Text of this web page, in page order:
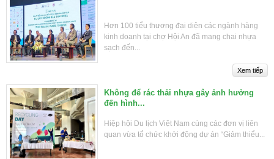
Hơn 100 tiểu thương đại diện các ngành hàng
kinh doanh tại chợ Hội An đã mang chai nhựa
sạch đến...
Không để rác thải nhựa gây ảnh hưởng
đến hình...
Hiệp hội Du lịch Việt Nam cùng các đơn vị liên
quan vừa tổ chức khởi động dự án “Giảm thiểu...